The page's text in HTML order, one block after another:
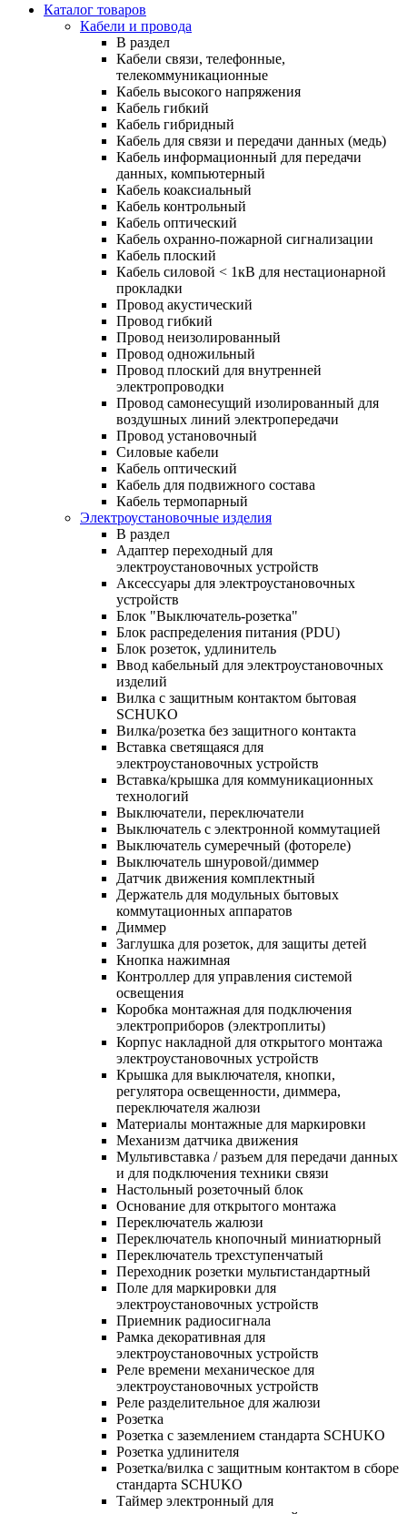
Каталог товаров
Кабели и провода
В раздел
Кабели связи, телефонные,
телекоммуникационные
Кабель высокого напряжения
Кабель гибкий
Кабель гибридный
Кабель для связи и передачи данных (медь)
Кабель информационный для передачи
данных, компьютерный
Кабель коаксиальный
Кабель контрольный
Кабель оптический
Кабель охранно-пожарной сигнализации
Кабель плоский
Кабель силовой < 1кВ для нестационарной
прокладки
Провод акустический
Провод гибкий
Провод неизолированный
Провод одножильный
Провод плоский для внутренней
электропроводки
Провод самонесущий изолированный для
воздушных линий электропередачи
Провод установочный
Силовые кабели
Кабель оптический
Кабель для подвижного состава
Кабель термопарный
Электроустановочные изделия
В раздел
Адаптер переходный для
электроустановочных устройств
Аксессуары для электроустановочных
устройств
Блок "Выключатель-розетка"
Блок распределения питания (PDU)
Блок розеток, удлинитель
Ввод кабельный для электроустановочных
изделий
Вилка с защитным контактом бытовая
SCHUKO
Вилка/розетка без защитного контакта
Вставка светящаяся для
электроустановочных устройств
Вставка/крышка для коммуникационных
технологий
Выключатели, переключатели
Выключатель с электронной коммутацией
Выключатель сумеречный (фотореле)
Выключатель шнуровой/диммер
Датчик движения комплектный
Держатель для модульных бытовых
коммутационных аппаратов
Диммер
Заглушка для розеток, для защиты детей
Кнопка нажимная
Контроллер для управления системой
освещения
Коробка монтажная для подключения
электроприборов (электроплиты)
Корпус накладной для открытого монтажа
электроустановочных устройств
Крышка для выключателя, кнопки,
регулятора освещенности, диммера,
переключателя жалюзи
Материалы монтажные для маркировки
Механизм датчика движения
Мультивставка / разъем для передачи данных
и для подключения техники связи
Настольный розеточный блок
Основание для открытого монтажа
Переключатель жалюзи
Переключатель кнопочный миниатюрный
Переключатель трехступенчатый
Переходник розетки мультистандартный
Поле для маркировки для
электроустановочных устройств
Приемник радиосигнала
Рамка декоративная для
электроустановочных устройств
Реле времени механическое для
электроустановочных устройств
Реле разделительное для жалюзи
Розетка
Розетка с заземлением стандарта SCHUKO
Розетка удлинителя
Розетка/вилка с защитным контактом в сборе
стандарта SCHUKO
Таймер электронный для